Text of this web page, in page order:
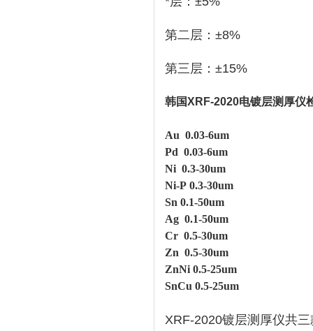
第二层：±8%
第三层：±15%
韩国XRF-2020电镀层测厚仪
Au 0.03-6um
Pd 0.03-6um
Ni 0.3-30um
Ni-P 0.3-30um
Sn 0.1-50um
Ag 0.1-50um
Cr 0.5-30um
Zn 0.5-30um
ZnNi 0.5-25um
SnCu 0.5-25um
XRF-2020镀层测厚仪共